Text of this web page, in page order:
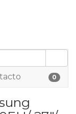
0